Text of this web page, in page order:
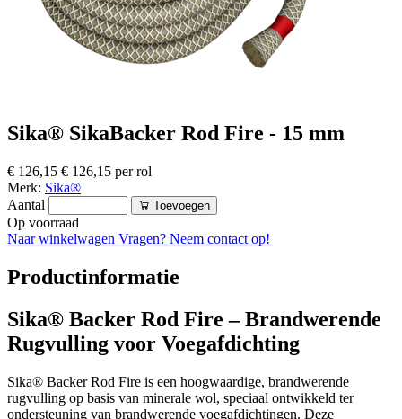
Sika® SikaBacker Rod Fire - 15 mm
€ 126,15 € 126,15 per rol
Merk: Sika®
Aantal
Toevoegen
Op voorraad
Naar winkelwagen Vragen? Neem contact op!
Productinformatie
Sika® Backer Rod Fire – Brandwerende
Rugvulling voor Voegafdichting
Sika® Backer Rod Fire is een hoogwaardige, brandwerende
rugvulling op basis van minerale wol, speciaal ontwikkeld ter
ondersteuning van brandwerende voegafdichtingen. Deze